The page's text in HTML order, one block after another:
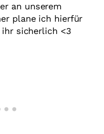
an unserem
plane ich hierfür
sicherlich <3